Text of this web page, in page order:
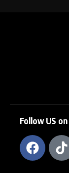
Follow US